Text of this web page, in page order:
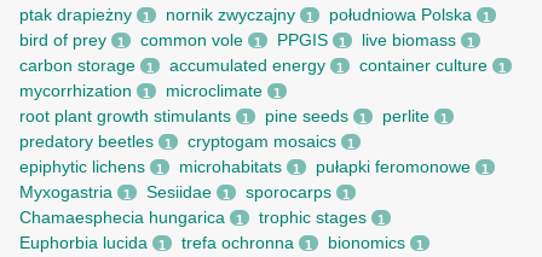
ptak drapieżny 1 nornik zwyczajny 1 południowa Polska 1
bird of prey 1 common vole 1 PPGIS 1 live biomass 1
carbon storage 1 accumulated energy 1 container culture 1
mycorrhization 1 microclimate 1
root рlant growth stimulants 1 pine seeds 1 perlite 1
predatory beetles 1 cryptogam mosaics 1
epiphytic lichens 1 microhabitats 1 pułapki feromonowe 1
Myxogastria 1 Sesiidae 1 sporocarps 1
Chamaesphecia hungarica 1 trophic stages 1
Euphorbia lucida 1 trefa ochronna 1 bionomics 1